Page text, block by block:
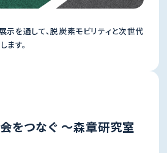
を通して、脱炭素モビリティと次世代
ます。
をつなぐ ～森章研究室